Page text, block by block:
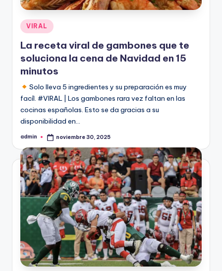
Publicado
en
VIRAL
La receta viral de gambones que te
soluciona la cena de Navidad en 15
minutos
Solo lleva 5 ingredientes y su preparación es muy
facíl. #VIRAL | Los gambones rara vez faltan en las
cocinas españolas. Esto se da gracias a su
disponibilidad en…
Publicado
admin noviembre 30, 2025